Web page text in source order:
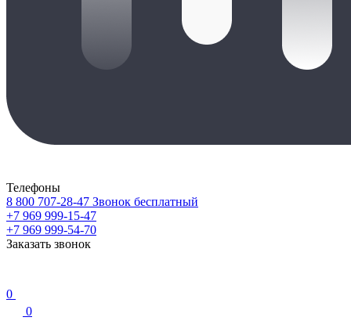
Телефоны
8 800 707-28-47 Звонок бесплатный
+7 969 999-15-47
+7 969 999-54-70
Заказать звонок
0
0